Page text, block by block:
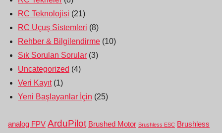
RC Teknolojisi (21)
RC Uçuş Sistemleri (8)
Rehber & Bilgilendirme (10)
Sık Sorulan Sorular (3)
Uncategorized (4)
Veri Kayıt(1)
Yeni Başlayanlar İçin (25)
analog FPV ArduPilot Brushed Motor Brushless ESC Brushless